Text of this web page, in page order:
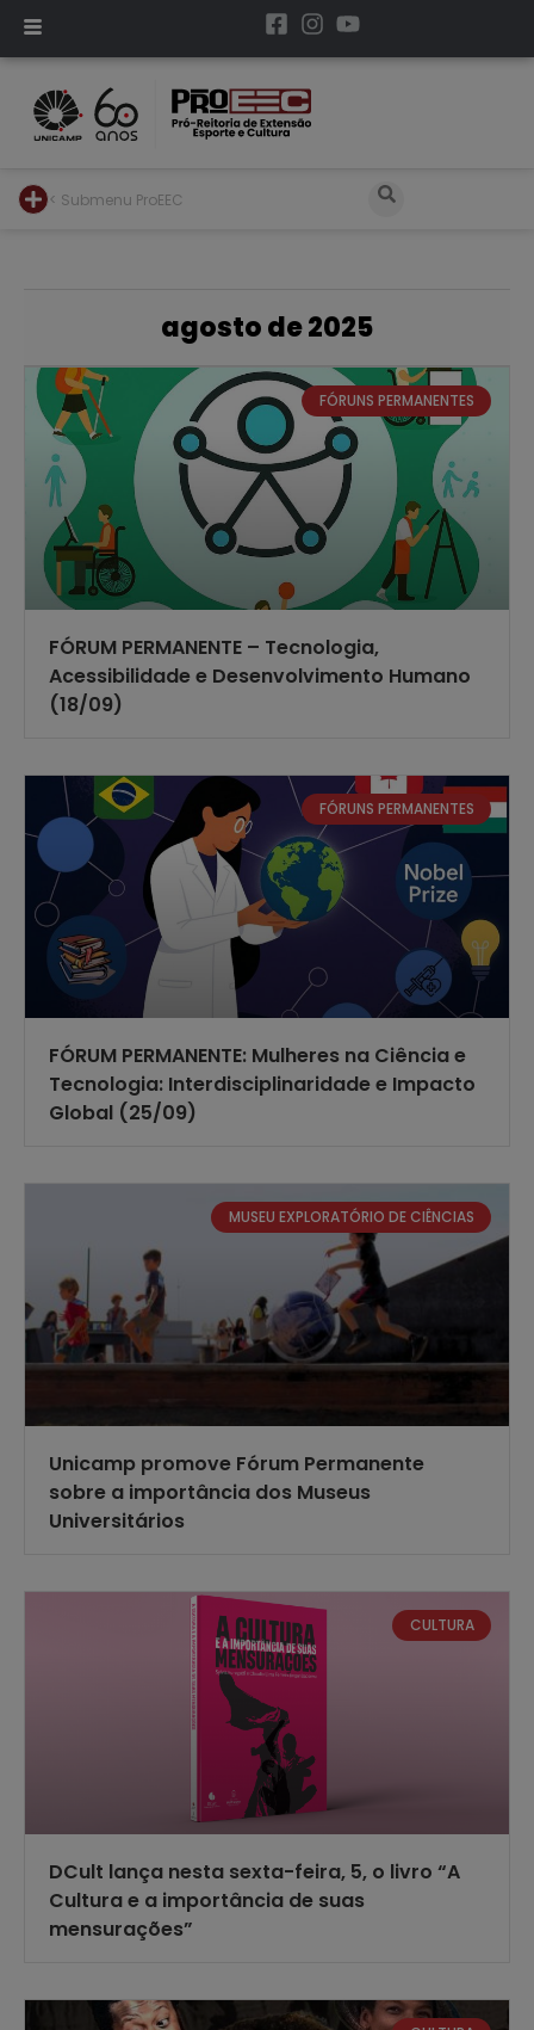
< Submenu ProEEC
agosto de 2025
FÓRUNS PERMANENTES
FÓRUM PERMANENTE – Tecnologia,
Acessibilidade e Desenvolvimento Humano
(18/09)
FÓRUNS PERMANENTES
FÓRUM PERMANENTE: Mulheres na Ciência e
Tecnologia: Interdisciplinaridade e Impacto
Global (25/09)
MUSEU EXPLORATÓRIO DE CIÊNCIAS
Unicamp promove Fórum Permanente
sobre a importância dos Museus
Universitários
CULTURA
DCult lança nesta sexta-feira, 5, o livro “A
Cultura e a importância de suas
mensurações”